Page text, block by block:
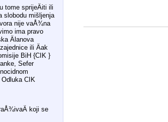
sprijeÄiti ili
slobodu mišljenja
nije vaÅ¾na
ima pravo
Älanova
ili Äak
BiH {CIK }
Sefer
CIK
koji se